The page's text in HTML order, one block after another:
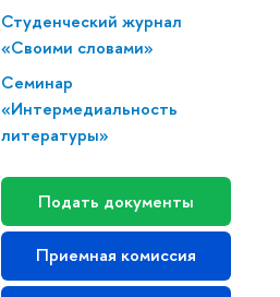
Студенческий журнал
«Своими словами»
Семинар
«Интермедиальность
литературы»
Подать документы
Приемная комиссия